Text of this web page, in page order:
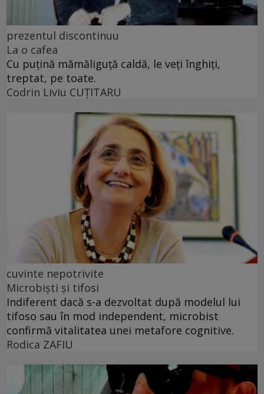
prezentul discontinuu
La o cafea
Cu puţină mămăliguţă caldă, le veţi înghiţi,
treptat, pe toate.
Codrin Liviu CUŢITARU
cuvinte nepotrivite
Microbiști și tifosi
Indiferent dacă s-a dezvoltat după modelul lui
tifoso sau în mod independent, microbist
confirmă vitalitatea unei metafore cognitive.
Rodica ZAFIU